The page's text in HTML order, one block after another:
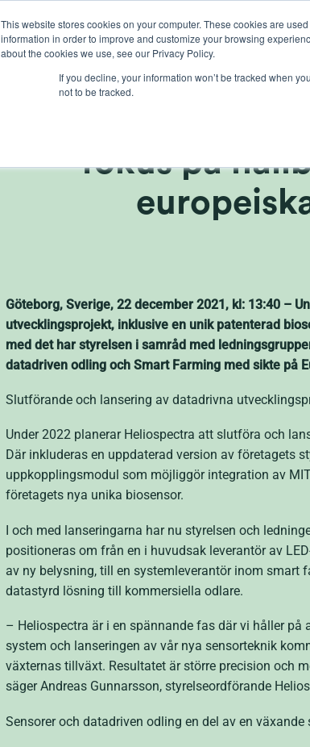
This website stores cookies on your computer. These cookies are
information in order to improve and customize your browsing
about the cookies we use, see our Privacy Policy.
If you decline, your information won’t be tracked when
not to be tracked.
lights
Ny strategisk
fokus på
Göteborg, Sverige, 22 december 2021, kl: 13:40 –
utvecklingsprojekt, inklusive en unik patenterad
med det har styrelsen i samråd med
datadriven odling och Smart Farming med sikte på
Slutförande och lansering av datadrivna
Under 2022 planerar Heliospectra att slutföra och
Där inkluderas en uppdaterad version av företagets
uppkopplingsmodul som möjliggör integration av
företagets nya unika biosensor.
I och med lanseringarna har nu styrelsen och
positioneras om från en i huvudsak leverantör av
av ny belysning, till en systemleverantör inom smart
datastyrd lösning till kommersiella odlare.
– Heliospectra är i en spännande fas där vi håller
system och lanseringen av vår nya sensorteknik
växternas tillväxt. Resultatet är större precision och
säger Andreas Gunnarsson, styrelseordförande
Sensorer och datadriven odling en del av en